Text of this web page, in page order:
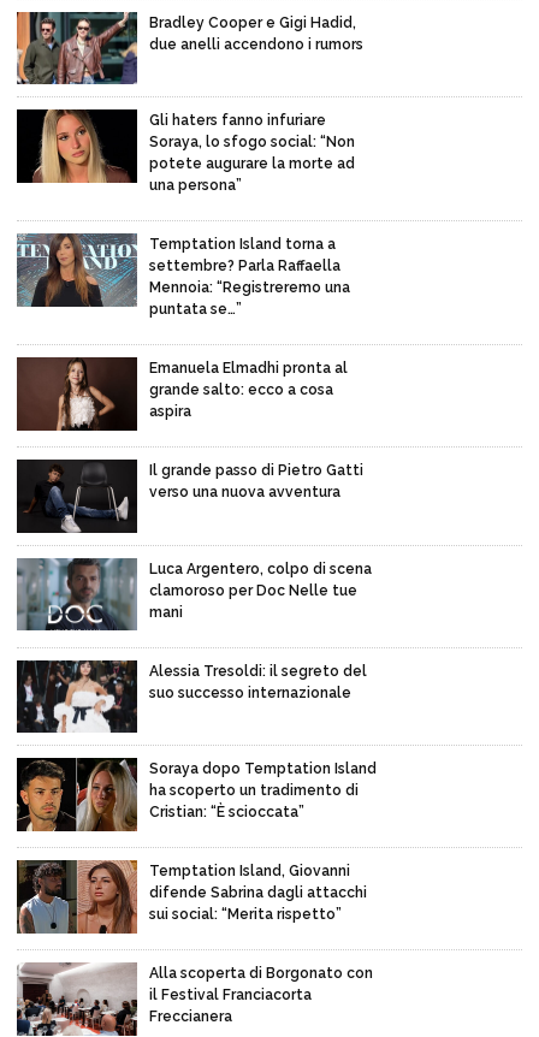
Bradley Cooper e Gigi Hadid,
due anelli accendono i rumors
Gli haters fanno infuriare
Soraya, lo sfogo social: “Non
potete augurare la morte ad
una persona”
Temptation Island torna a
settembre? Parla Raffaella
Mennoia: “Registreremo una
puntata se…”
Emanuela Elmadhi pronta al
grande salto: ecco a cosa
aspira
Il grande passo di Pietro Gatti
verso una nuova avventura
Luca Argentero, colpo di scena
clamoroso per Doc Nelle tue
mani
Alessia Tresoldi: il segreto del
suo successo internazionale
Soraya dopo Temptation Island
ha scoperto un tradimento di
Cristian: “È scioccata”
Temptation Island, Giovanni
difende Sabrina dagli attacchi
sui social: “Merita rispetto”
Alla scoperta di Borgonato con
il Festival Franciacorta
Freccianera